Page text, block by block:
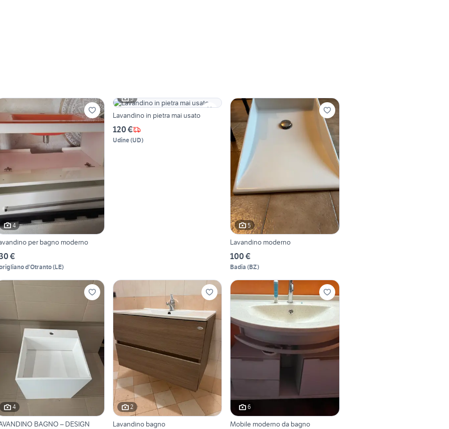
4
per bagno moderno
€
d'Otranto(LE)
5
Lavandino in pietra mai usato
120 €
Udine(UD)
5
Lavandino moderno
100 €
Badia (BZ)
4
BAGNO – DESIGN
2
Lavandino bagno
6
Mobile moderno da bagno